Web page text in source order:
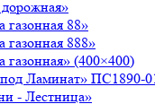
88»
888»
(400×400)
Ламинат» ПС1890-
- Лестница»